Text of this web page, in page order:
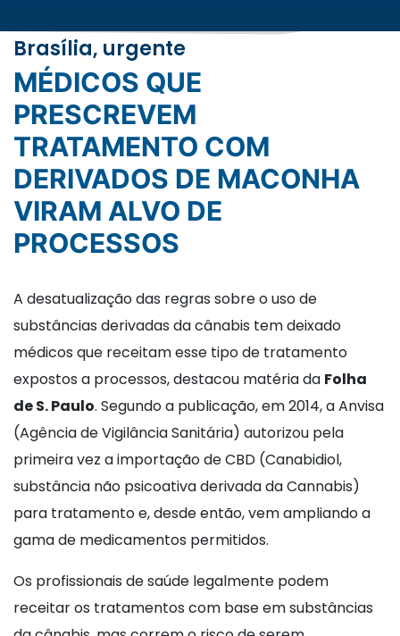
Brasília, urgente
MÉDICOS QUE
PRESCREVEM
TRATAMENTO COM
DERIVADOS DE MACONHA
VIRAM ALVO DE
PROCESSOS
A desatualização das regras sobre o uso de
substâncias derivadas da cânabis tem deixado
médicos que receitam esse tipo de tratamento
expostos a processos, destacou matéria da Folha
de S. Paulo. Segundo a publicação, em 2014, a Anvisa
(Agência de Vigilância Sanitária) autorizou pela
primeira vez a importação de CBD (Canabidiol,
substância não psicoativa derivada da Cannabis)
para tratamento e, desde então, vem ampliando a
gama de medicamentos permitidos.
Os profissionais de saúde legalmente podem
receitar os tratamentos com base em substâncias